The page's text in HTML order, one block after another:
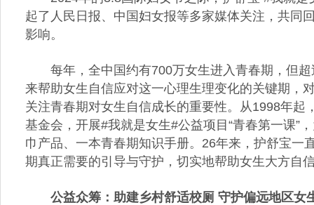
起了人民日报、中国妇女报等多家媒体关注，共同
影响。
每年，全中国约有700万女生进入青春期，但
来帮助女生自信应对这一心理生理变化的关键期，
关注青春期对女生自信成长的重要性。从1998年
基金会，开展#我就是女生#公益项目“青春第一课”
巾产品、一本青春期知识手册。26年来，护舒宝一
期真正需要的引导与守护，切实地帮助女生大方自
公益众筹：助建乡村舒适校厕 守护偏远地区女